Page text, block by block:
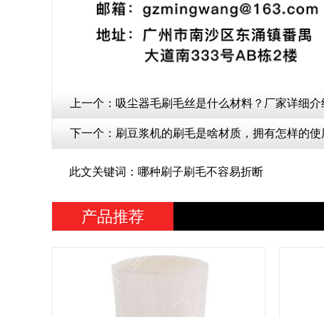
上一个： 吸尘器毛刷毛丝是什么材料？厂家详细介
下一个： 刷豆浆机的刷毛是啥材质，拥有怎样的使
此文关键词：哪种刷子刷毛不容易折断
产品推荐